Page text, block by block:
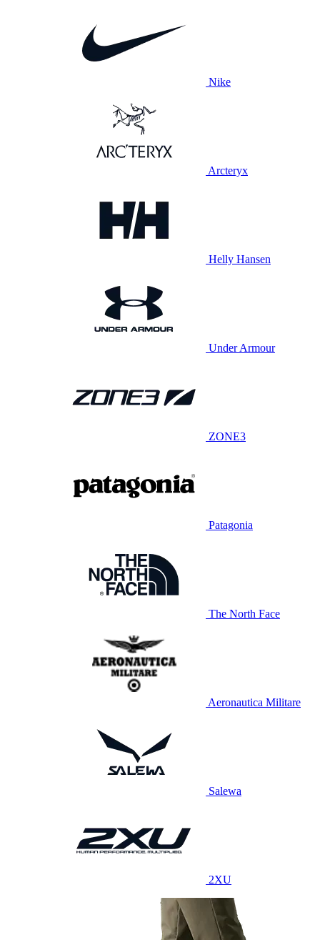
Nike
Arcteryx
Helly Hansen
Under Armour
ZONE3
Patagonia
The North Face
Aeronautica Militare
Salewa
2XU